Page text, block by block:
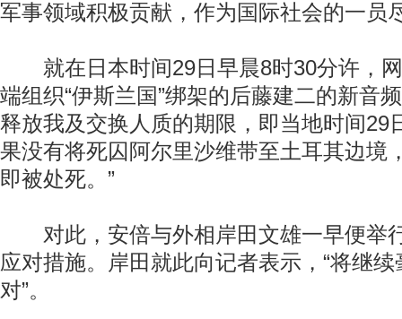
军事领域积极贡献，作为国际社会的一员
就在日本时间29日早晨8时30分许，网
端组织“伊斯兰国”绑架的后藤建二的新音
释放我及交换人质的期限，即当地时间29
果没有将死囚阿尔里沙维带至土耳其边境
即被处死。”
对此，安倍与外相岸田文雄一早便举
应对措施。岸田就此向记者表示，“将继
对”。